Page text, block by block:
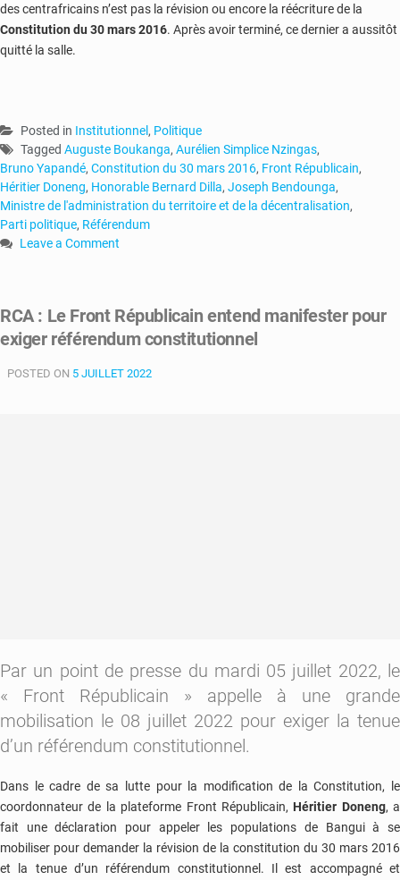
des centrafricains n’est pas la révision ou encore la réécriture de la
Constitution du 30 mars 2016. Après avoir terminé, ce dernier a aussitôt
quitté la salle.
Posted in Institutionnel , Politique
Tagged Auguste Boukanga, Aurélien Simplice Nzingas,
Bruno Yapandé, Constitution du 30 mars 2016, Front Républicain,
Héritier Doneng, Honorable Bernard Dilla, Joseph Bendounga,
Ministre de l'administration du territoire et de la décentralisation,
Parti politique, Référendum
Leave a Comment
un
pas
plus
RCA : Le Front Républicain entend manifester pour
exiger référendum constitutionnel
POSTED ON 5 JUILLET 2022
Par un point de presse du mardi 05 juillet 2022, le
« Front Républicain » appelle à une grande
mobilisation le 08 juillet 2022 pour exiger la tenue
d’un référendum constitutionnel.
Dans le cadre de sa lutte pour la modification de la Constitution, le
coordonnateur de la plateforme Front Républicain, Héritier Doneng, a
fait une déclaration pour appeler les populations de Bangui à se
mobiliser pour demander la révision de la constitution du 30 mars 2016
et la tenue d’un référendum constitutionnel. Il est accompagné et